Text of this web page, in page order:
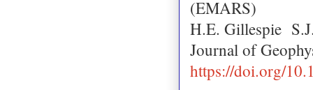
(EMARS)
H.E. Gillespie
Journal of
https://doi.org/